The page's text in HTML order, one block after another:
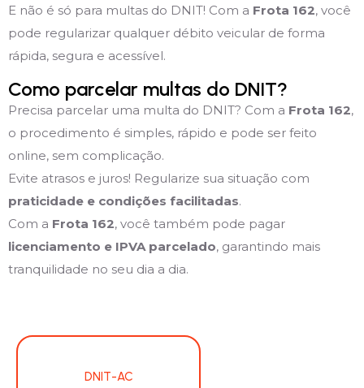
E não é só para multas do DNIT! Com a Frota 162, você
pode regularizar qualquer débito veicular de forma
rápida, segura e acessível.
Como parcelar multas do DNIT?
Precisa parcelar uma multa do DNIT? Com a Frota 162,
o procedimento é simples, rápido e pode ser feito
online, sem complicação.
Evite atrasos e juros! Regularize sua situação com
praticidade e condições facilitadas.
Com a Frota 162, você também pode pagar
licenciamento e IPVA parcelado, garantindo mais
tranquilidade no seu dia a dia.
DNIT-AC